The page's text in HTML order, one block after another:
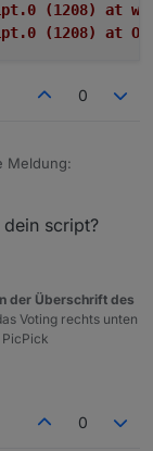
warn
warn
0
Meldung:
script?
der Überschrift des
Voting rechts unten
PicPick
0